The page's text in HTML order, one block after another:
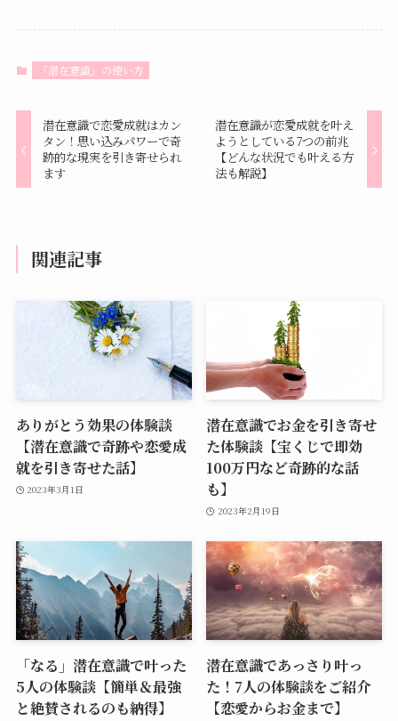
「潜在意識」の使い方
潜在意識で恋愛成就はカン
タン！思い込みパワーで奇
跡的な現実を引き寄せられ
ます
潜在意識が恋愛成就を叶え
ようとしている7つの前兆
【どんな状況でも叶える方
法も解説】
関連記事
ありがとう効果の体験談
【潜在意識で奇跡や恋愛成
就を引き寄せた話】
2023年3月1日
潜在意識でお金を引き寄せ
た体験談【宝くじで即効
100万円など奇跡的な話
も】
2023年2月19日
「なる」潜在意識で叶った
5人の体験談【簡単＆最強
と絶賛されるのも納得】
潜在意識であっさり叶っ
た！7人の体験談をご紹介
【恋愛からお金まで】